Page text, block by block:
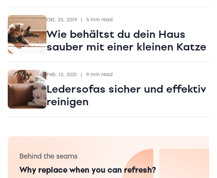
Okt. 25, 2019 | 5 min read
Wie behältst du dein Haus
sauber mit einer kleinen Katze
Feb. 12, 2021 | 9 min read
Ledersofas sicher und effektiv
reinigen
Behind the seams
Why replace when you can refresh?